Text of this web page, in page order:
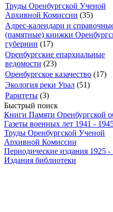
Труды Оренбургской Ученой
Архивной Комиссии (35)
Адрес-календари и
(памятные) книжки
губернии (17)
Оренбургские епархиальные
ведомости (23)
Оренбургское казачество (17)
Экология реки Урал (51)
Раритеты (3)
Быстрый поиск
Книги Памяти Оренбургской
Газеты военных лет 1941 -
Труды Оренбургской Ученой
Архивной Комиссии
Периодические издания 1925 -
Издания библиотеки